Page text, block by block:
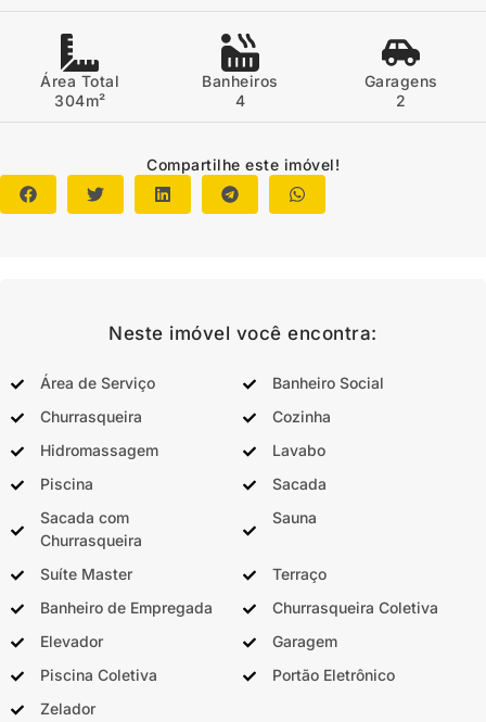
Área Total
304m²
Banheiros
4
Garagens
2
Compartilhe este imóvel!
Neste imóvel você encontra:
Área de Serviço
Banheiro Social
Churrasqueira
Cozinha
Hidromassagem
Lavabo
Piscina
Sacada
Sacada com
Churrasqueira
Sauna
Suíte Master
Terraço
Banheiro de Empregada
Churrasqueira Coletiva
Elevador
Garagem
Piscina Coletiva
Portão Eletrônico
Zelador